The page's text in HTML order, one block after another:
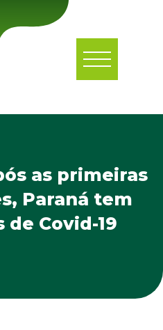
as primeiras
Paraná tem
de Covid-19